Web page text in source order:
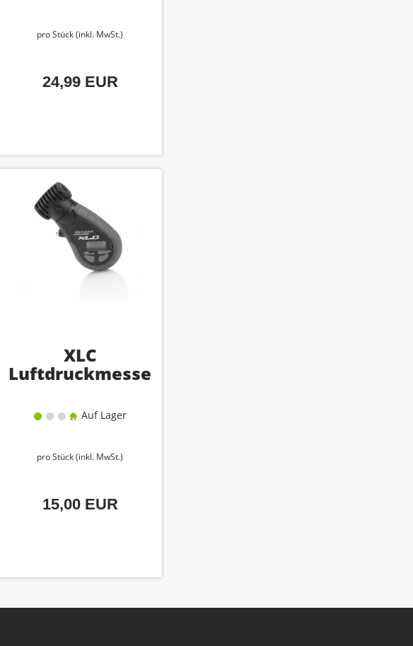
pro Stück (inkl. MwSt.)
24,99 EUR
XLC
Luftdruckmesser
Auf Lager
pro Stück (inkl. MwSt.)
15,00 EUR